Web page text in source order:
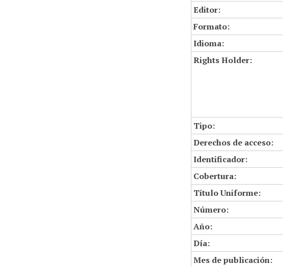
Editor:
Formato:
Idioma:
Rights Holder:
Tipo:
Derechos de acceso:
Identificador:
Cobertura:
Título Uniforme:
Número:
Año:
Día:
Mes de publicación: